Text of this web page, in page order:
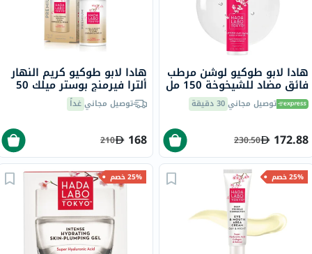
هادا لابو طوكيو لوشن مرطب
فائق مضاد للشيخوخة 150 مل
توصيل مجاني30 دقيقة
172.88
230.50
هادا لابو طوكيو كريم النهار
ألترا فيرمنج بوستر ميلك 50
ملتوصيل مجانيغداً
168
210
25% خصم 25% خصم